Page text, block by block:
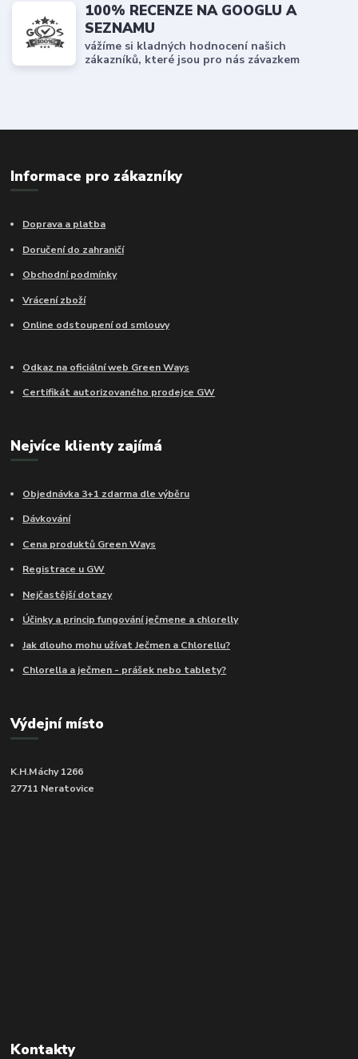
100% RECENZE NA GOOGLU A
SEZNAMU
vážíme si kladných hodnocení našich
zákazníků, které jsou pro nás závazkem
Informace pro zákazníky
Doprava a platba
Doručení do zahraničí
Obchodní podmínky
Vrácení zboží
Online odstoupení od smlouvy
Odkaz na oficiální web Green Ways
Certifikát autorizovaného prodejce GW
Nejvíce klienty zajímá
Objednávka 3+1 zdarma dle výběru
Dávkování
Cena produktů Green Ways
Registrace u GW
Nejčastější dotazy
Účinky a princip fungování ječmene a chlorelly
Jak dlouho mohu užívat Ječmen a Chlorellu?
Chlorella a ječmen - prášek nebo tablety?
Výdejní místo
K.H.Máchy 1266
27711 Neratovice
Kontakty